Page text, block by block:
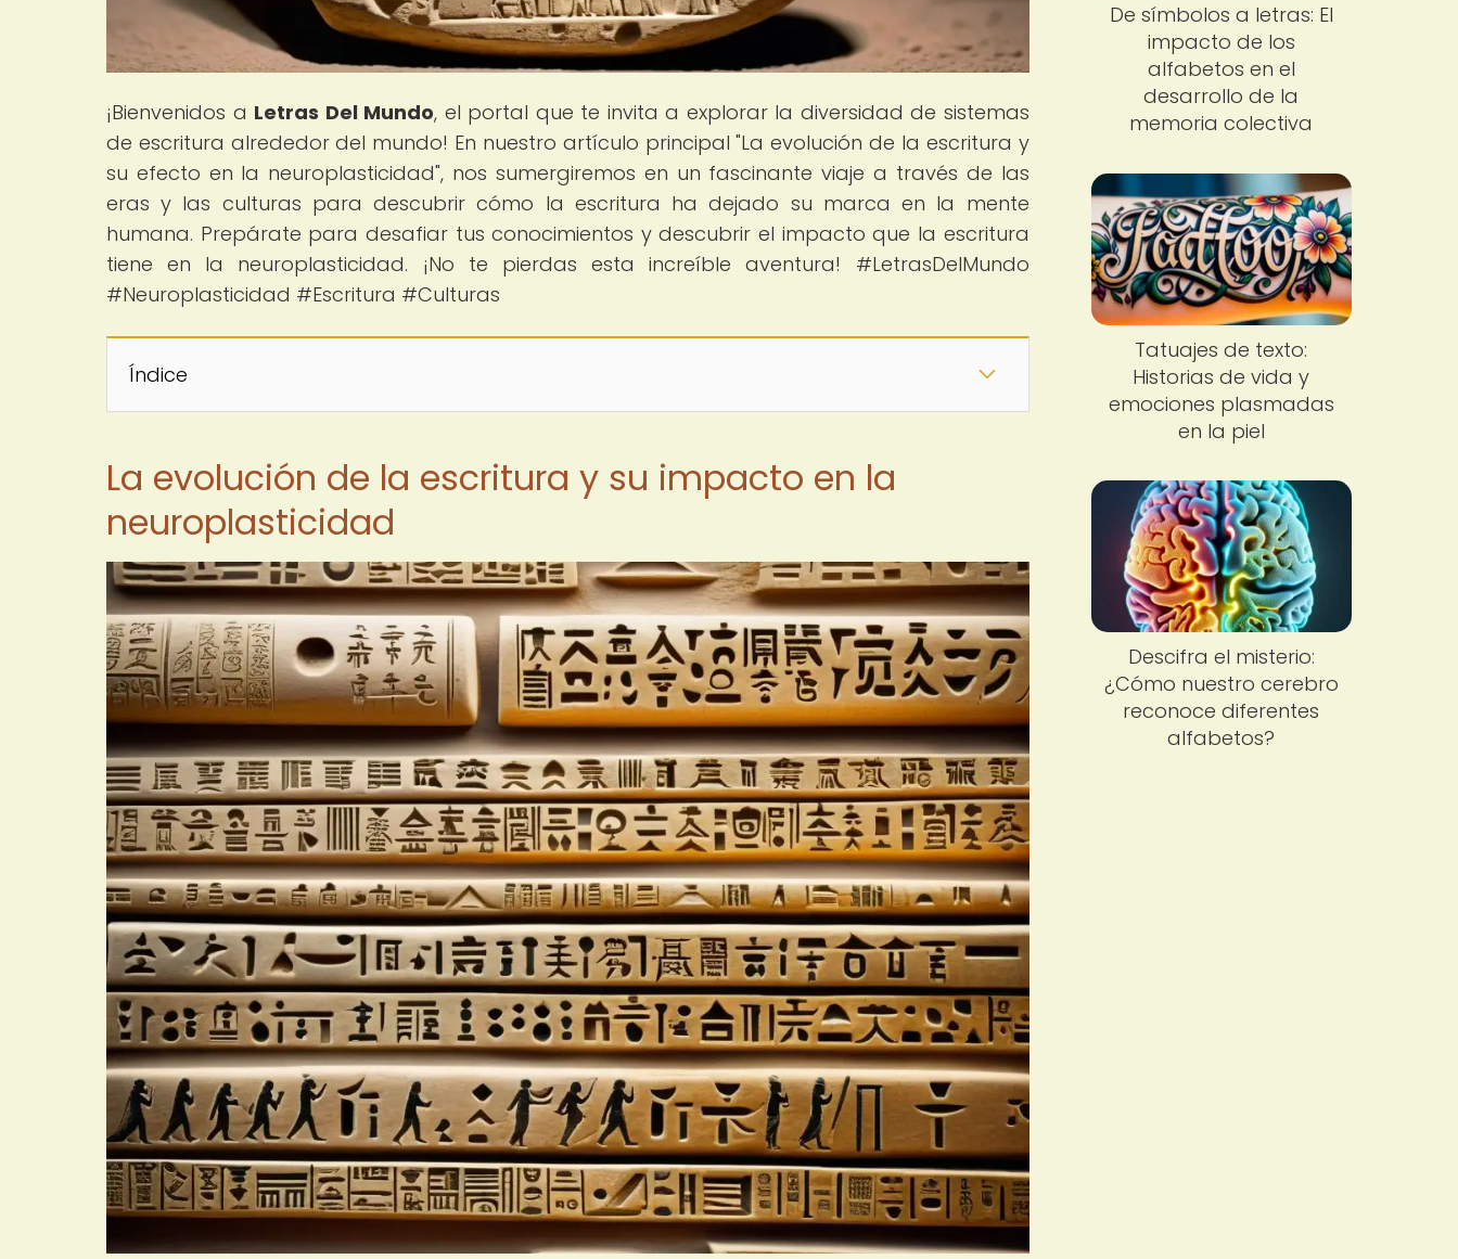
¡Bienvenidos a Letras Del Mundo, el portal que te invita a explorar la diversidad de sistemas
de escritura alrededor del mundo! En nuestro artículo principal "La evolución de la escritura y
su efecto en la neuroplasticidad", nos sumergiremos en un fascinante viaje a través de las
eras y las culturas para descubrir cómo la escritura ha dejado su marca en la mente
humana. Prepárate para desafiar tus conocimientos y descubrir el impacto que la escritura
tiene en la neuroplasticidad. ¡No te pierdas esta increíble aventura! #LetrasDelMundo
#Neuroplasticidad #Escritura #Culturas
Índice
La evolución de la escritura y su impacto en la
neuroplasticidad
De símbolos a letras: El
impacto de los
alfabetos en el
desarrollo de la
memoria colectiva
Tatuajes de texto:
Historias de vida y
emociones plasmadas
en la piel
Descifra el misterio:
¿Cómo nuestro cerebro
reconoce diferentes
alfabetos?